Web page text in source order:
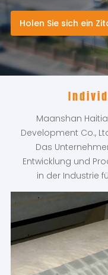
Holen Sie sich ein
Maanshan
Development Co.,
Das
Entwicklung und
in der Industrie